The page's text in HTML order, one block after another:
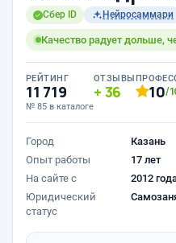
Сбер ID Нейросаммари
Качество радует дольше,
РЕЙТИНГ
11 719
№ 85 в каталоге
ОТЗЫВЫ
36 10/
Город
Казань
Опыт работы
17 лет
На сайте с
2012
Юридический
статус